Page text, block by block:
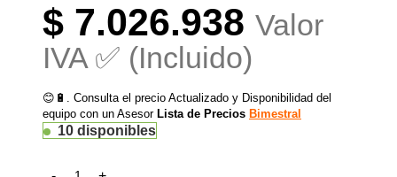
$ 7.026.938 Valor
IVA ✅ (Incluido)
😊🔋. Consulta el precio Actualizado y Disponibilidad del
equipo con un Asesor Lista de Precios Bimestral
10 disponibles